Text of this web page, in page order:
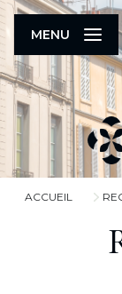
MENU
ACCUEIL